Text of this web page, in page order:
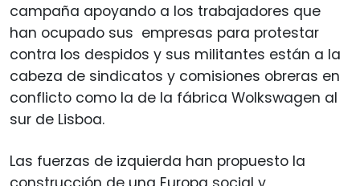
campaña apoyando a los trabajadores que
han ocupado sus empresas para protestar
contra los despidos y sus militantes están a la
cabeza de sindicatos y comisiones obreras en
conflicto como la de la fábrica Wolkswagen al
sur de Lisboa.
Las fuerzas de izquierda han propuesto la